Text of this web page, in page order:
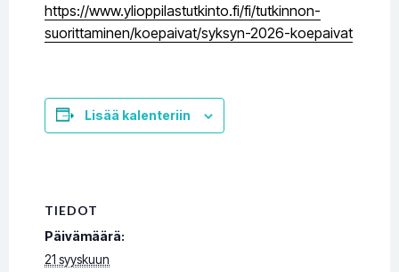
https://www.ylioppilastutkinto.fi/fi/tutkinnon-
suorittaminen/koepaivat/syksyn-2026-koepaivat
Lisää kalenteriin
TIEDOT
Päivämäärä:
21 syyskuun